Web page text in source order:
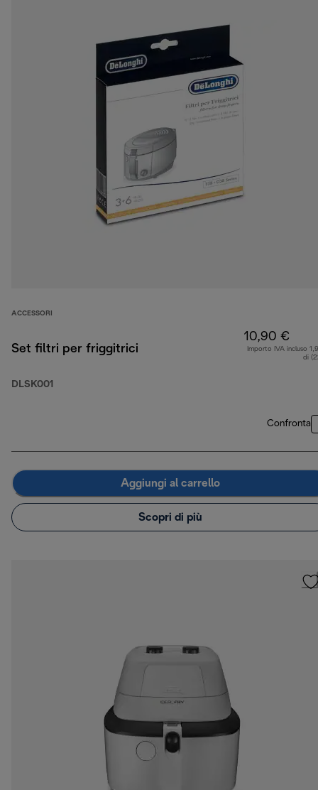
ACCESSORI
Set filtri per friggitrici
DLSK001
10,90 €
Importo IVA incluso
di
Confronta
Aggiungi al carrello
Scopri di più